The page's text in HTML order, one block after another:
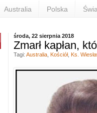
Australia Polska
środa, 22 sierpnia 2018
Zmarł kapłan,
Tagi: Australia, Kościół, Ks.